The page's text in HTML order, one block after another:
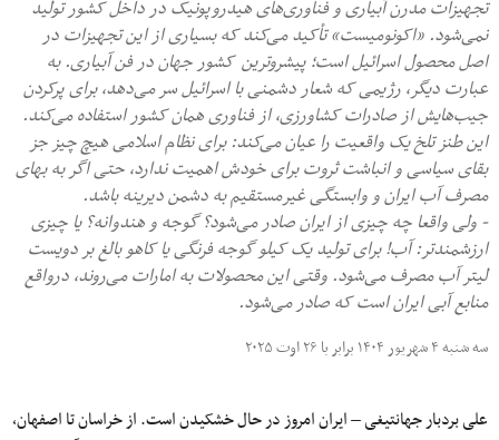
تجهیزات مدرن آبیاری و فناوری‌های هیدروپونیک در داخل کشور تولید
نمی‌شود. «اکونومیست» تأکید می‌کند که بسیاری از این تجهیزات در
اصل محصول اسرائیل است؛ پیشروترین کشور جهان در فن آبیاری. به
عبارت دیگر، رژیمی که شعار دشمنی با اسرائیل سر می‌دهد، برای پرکردن
جیب‌هایش از صادرات کشاورزی، از فناوری همان کشور استفاده می‌کند.
این طنز تلخ یک واقعیت را عیان می‌کند: برای نظام اسلامی هیچ چیز جز
بقای سیاسی و انباشت ثروت برای خودش اهمیت ندارد، حتی اگر به بهای
مصرف آب ایران و وابستگی غیرمستقیم به دشمن دیرینه باشد.
- ولی واقعا چه چیزی از ایران صادر می‌شود؟ گوجه و هندوانه؟ یا چیزی
ارزشمندتر: آب! برای تولید یک کیلو گوجه فرنگی یا کاهو بالغ بر دویست
لیتر آب مصرف می‌شود. وقتی این محصولات به امارات می‌روند، درواقع
منابع آبی ایران است که صادر می‌شود.
سه شنبه ۴ شهریور ۱۴۰۴ برابر با ۲۶ اوت ۲۰۲۵
علی بردبار جهانتیغی – ایران امروز در حال خشکیدن است. از خراسان تا اصفهان،